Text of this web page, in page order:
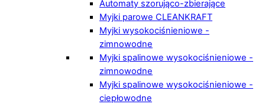
Automaty szorująco-zbierające
Myjki parowe CLEANKRAFT
Myjki wysokociśnieniowe -
zimnowodne
Myjki spalinowe wysokociśnieniowe -
zimnowodne
Myjki spalinowe wysokociśnieniowe -
ciepłowodne